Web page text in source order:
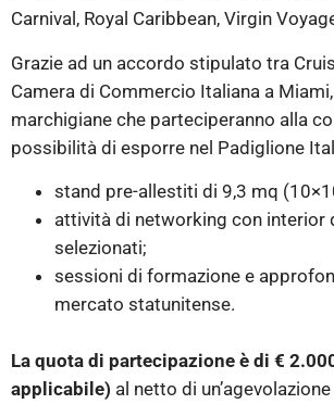
Carnival, Royal Caribbean, Virgin
Grazie ad un accordo stipulato tra
Camera di Commercio Italiana a
marchigiane che parteciperanno alla
possibilità di esporre nel Padiglione
stand pre-allestiti di 9,3 mq
attività di networking con interior
selezionati;
sessioni di formazione e
mercato statunitense.
La quota di partecipazione è di €
applicabile) al netto di